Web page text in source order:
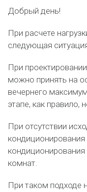
Добрый день!
При расчете
следующая
При
можно принять на
вечернего
этапе, как правило,
При отсутствии
кондиционирования
комнат.
При таком подходе